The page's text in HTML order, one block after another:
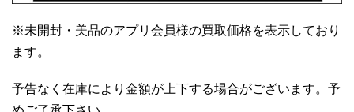
※未開封・美品のアプリ会員様の買取価格を表示しており
ます。
予告なく在庫により金額が上下する場合がございます。予